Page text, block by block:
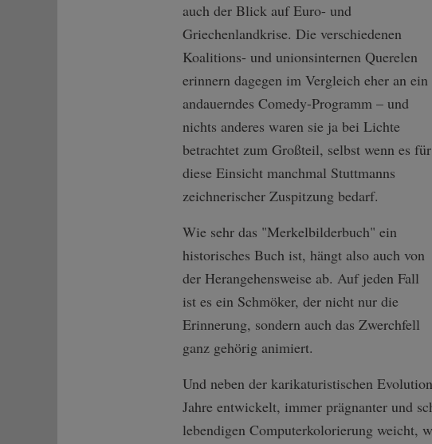
auch der Blick auf Euro- und
Griechenlandkrise. Die verschiedenen
Koalitions- und unionsinternen Querelen
erinnern dagegen im Vergleich eher an ein
andauerndes Comedy-Programm – und
nichts anderes waren sie ja bei Lichte
betrachtet zum Großteil, selbst wenn es für
diese Einsicht manchmal Stuttmanns
zeichnerischer Zuspitzung bedarf.
Wie sehr das "Merkelbilderbuch" ein
historisches Buch ist, hängt also auch von
der Herangehensweise ab. Auf jeden Fall
ist es ein Schmöker, der nicht nur die
Erinnerung, sondern auch das Zwerchfell
ganz gehörig animiert.
Und neben der karikaturistischen
Jahre entwickelt, immer prägnanter und
lebendigen Computerkolorierung weicht,